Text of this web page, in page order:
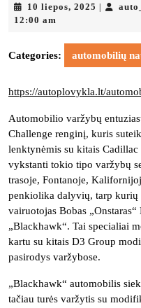
10 liepos, 2025 10
12:00 am
Categories: automobilių
https://autoplovykla.lt/
Automobilio varžybų
Challenge renginį, kuris
lenktynėmis su kitais
vykstanti tokio tipo varžybų
trasoje, Fontanoje,
penkiolika dalyvių, tarp kurių
vairuotojas Bobas
„Blackhawk“. Tai specialiai
kartu su kitais D3 Group
pasirodys varžybose.
„Blackhawk“ automobilis
tačiau turės varžytis su